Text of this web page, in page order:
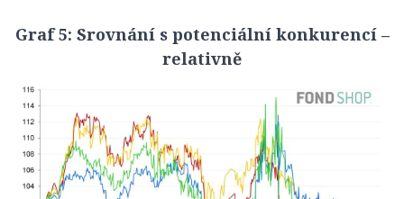
Graf 5: Srovnání s potenciální konkurencí –
relativně